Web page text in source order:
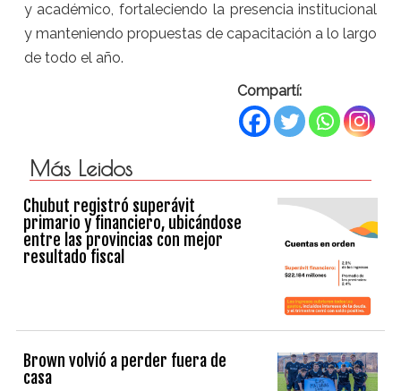
y académico, fortaleciendo la presencia institucional
y manteniendo propuestas de capacitación a lo largo
de todo el año.
Compartí:
Más Leidos
Chubut registró superávit
primario y financiero, ubicándose
entre las provincias con mejor
resultado fiscal
Brown volvió a perder fuera de
casa